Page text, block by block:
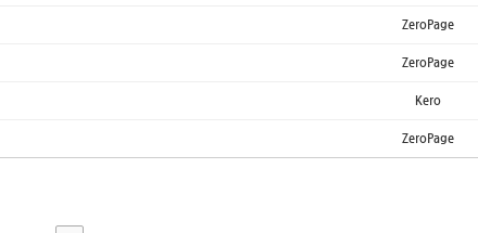
ZeroPage
ZeroPage
Kero
ZeroPage